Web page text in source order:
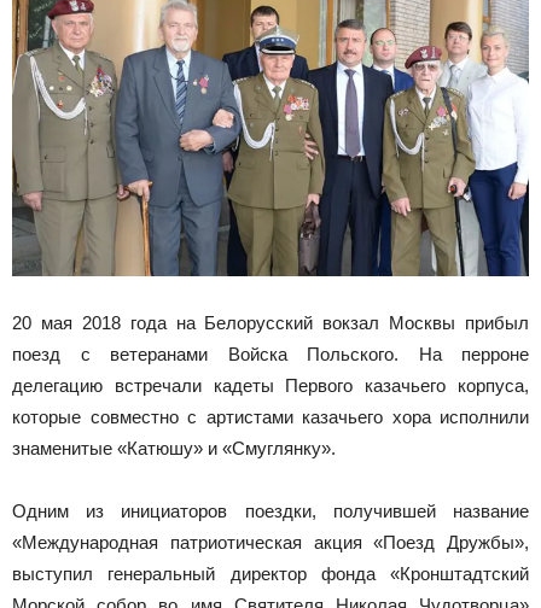
20 мая 2018 года на Белорусский вокзал Москвы прибыл
поезд с ветеранами Войска Польского. На перроне
делегацию встречали кадеты Первого казачьего корпуса,
которые совместно с артистами казачьего хора исполнили
знаменитые «Катюшу» и «Смуглянку».
Одним из инициаторов поездки, получившей название
«Международная патриотическая акция «Поезд Дружбы»,
выступил генеральный директор фонда «Кронштадтский